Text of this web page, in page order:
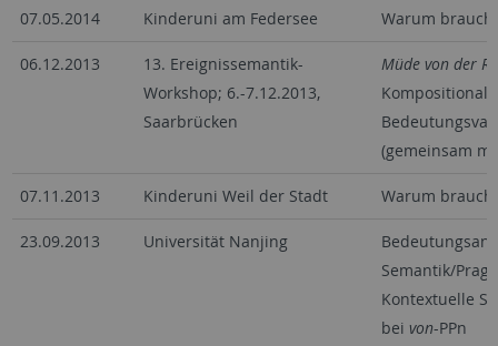
07.05.2014 Kinderuni am Federsee Warum
06.12.2013
13. Ereignissemantik-
Workshop; 6.-7.12.2013,
Saarbrücken
Müde von der
Kompositional
(gemeinsam
07.11.2013 Kinderuni Weil der Stadt Warum
23.09.2013 Universität Nanjing
Semantik/
Kontextuelle
bei von-PPn